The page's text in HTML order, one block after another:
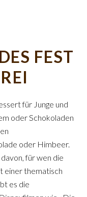
FEST
für Junge und
oder Schokoladen
oder Himbeer.
für wen die
einer thematisch
es die